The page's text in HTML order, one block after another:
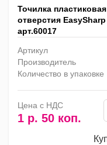
Точилка
отверстия
арт.60017
Артикул
Производитель
Количество в упаковке
Цена с НДС
1 р. 50 коп.